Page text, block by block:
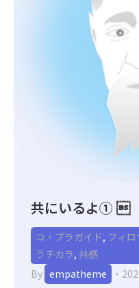
共にいるよ① 
コ・プラガイド, フィ
うチカラ, 共感
By empatheme